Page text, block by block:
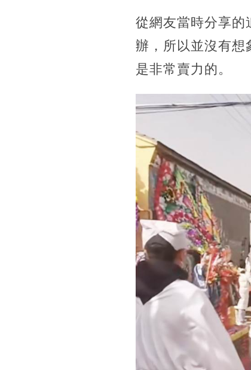
從網友當時分享的
辦，所以並沒有想
是非常賣力的。